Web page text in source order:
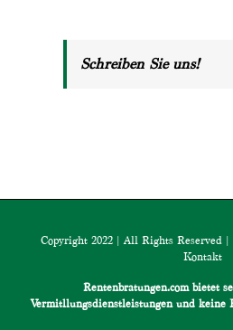
Schreiben Sie uns!
Copyright 2022 | All Rights Reserved |
Kontakt
Rentenbratungen.com bietet
Vermitllungsdienstleistungen und keine